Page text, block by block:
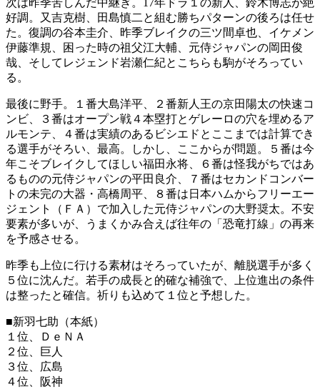
好調。又吉克樹、田島慎二と組む勝ちパターンの後ろは任せ
た。復調の谷本圭介、昨季ブレイクの三ツ間卓也、イケメン
伊藤準規、困った時の祖父江大輔、元侍ジャパンの岡田俊
哉、そしてレジェンド岩瀬仁紀とこちらも駒がそろってい
る。
最後に野手。１番大島洋平、２番新人王の京田陽太の快速コ
ンビ、３番はオープン戦４本塁打とゲレーロの穴を埋めるア
ルモンテ、４番は実績のあるビシエドとここまでは計算でき
る選手がそろい、最高。しかし、ここからが問題。５番は今
年こそブレイクしてほしい福田永将、６番は怪我がちではあ
るものの元侍ジャパンの平田良介、７番はセカンドコンバー
トの未完の大器・高橋周平、８番は日本ハムからフリーエー
ジェント（ＦＡ）で加入した元侍ジャパンの大野奨太。不安
要素が多いが、うまくかみ合えば往年の「恐竜打線」の再来
を予感させる。
昨季も上位に行ける素材はそろっていたが、離脱選手が多く
５位に沈んだ。若手の成長と的確な補強で、上位進出の条件
は整ったと確信。祈りも込めて１位と予想した。
■新羽七助（本紙）
１位、ＤｅＮＡ
２位、巨人
３位、広島
４位、阪神